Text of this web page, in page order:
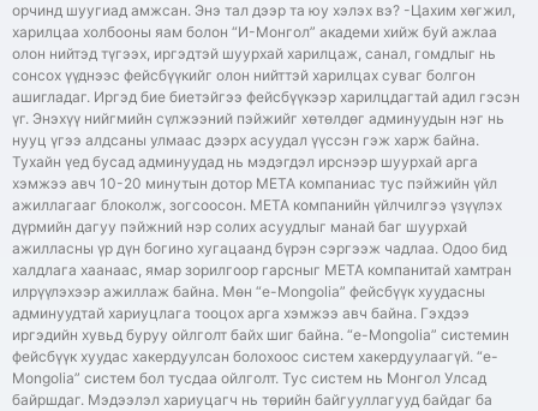
орчинд шуугиад амжсан. Энэ тал дээр та юу хэлэх вэ? -Цахим хөгжил,
харилцаа холбооны яам болон “И-Монгол” академи хийж буй ажлаа
олон нийтэд түгээх, иргэдтэй шуурхай харилцаж, санал, гомдлыг нь
сонсох үүднээс фейсбүүкийг олон нийттэй харилцах суваг болгон
ашигладаг. Иргэд бие биетэйгээ фейсбүүкээр харилцдагтай адил гэсэн
үг. Энэхүү нийгмийн сүлжээний пэйжийг хөтөлдөг админуудын нэг нь
нууц үгээ алдсаны улмаас дээрх асуудал үүссэн гэж харж байна.
Тухайн үед бусад админуудад нь мэдэгдэл ирснээр шуурхай арга
хэмжээ авч 10-20 минутын дотор META компаниас тус пэйжийн үйл
ажиллагааг блоколж, зогсоосон. МЕТА компанийн үйлчилгээ үзүүлэх
дүрмийн дагуу пэйжний нэр солих асуудлыг манай баг шуурхай
ажилласны үр дүн богино хугацаанд бүрэн сэргээж чадлаа. Одоо бид
халдлага хаанаас, ямар зорилгоор гарсныг META компанитай хамтран
илрүүлэхээр ажиллаж байна. Мөн “e-Mongolia” фейсбүүк хуудасны
админуудтай хариуцлага тооцох арга хэмжээ авч байна. Гэхдээ
иргэдийн хувьд буруу ойлголт байх шиг байна. “e-Mongolia” системин
фейсбүүк хуудас хакердуулсан болохоос систем хакердуулаагүй. “e-
Mongolia” систем бол тусдаа ойлголт. Тус систем нь Монгол Улсад
байршдаг. Мэдээлэл хариуцагч нь төрийн байгууллагууд байдаг ба